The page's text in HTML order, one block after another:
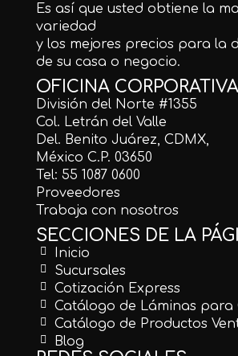
Es así que usted obtiene la
variedad
y los mejores precios para la
de su casa o negocio.
OFICINA CORPORATIVA
División del Norte #1355
Col. Letrán del Valle
Del. Benito Juárez, CDMX,
México C.P. 03650
Tel: 55 1087 0600
Proveedores
Trabaja con nosotros
SECCIONES DE LA
Inicio
Sucursales
Cotización Express
Catálogo de Láminas para
Catálogo de Productos
Blog